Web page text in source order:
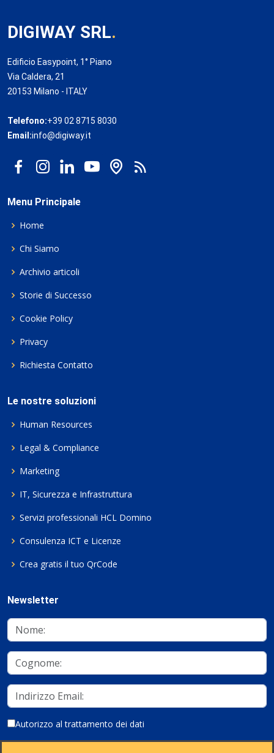
DIGIWAY SRL.
Edificio Easypoint, 1° Piano
Via Caldera, 21
20153 Milano - ITALY
Telefono:+39 02 8715 8030
Email:info@digiway.it
Menu Principale
Home
Chi Siamo
Archivio articoli
Storie di Successo
Cookie Policy
Privacy
Richiesta Contatto
Le nostre soluzioni
Human Resources
Legal & Compliance
Marketing
IT, Sicurezza e Infrastruttura
Servizi professionali HCL Domino
Consulenza ICT e Licenze
Crea gratis il tuo QrCode
Newsletter
Autorizzo al trattamento dei dati